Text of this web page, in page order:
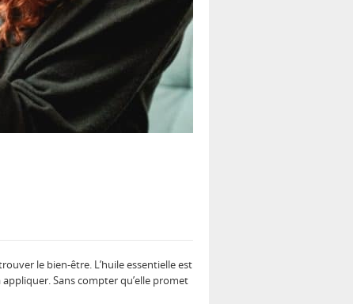
le bien-être. L’huile essentielle est
Sans compter qu’elle promet